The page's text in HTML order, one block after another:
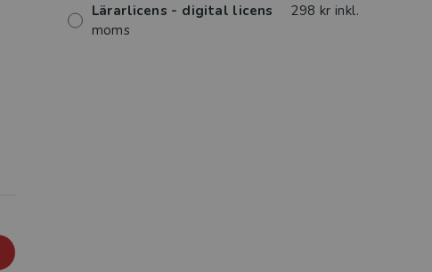
Lärarlicens - digital licens
298 kr inkl.
moms